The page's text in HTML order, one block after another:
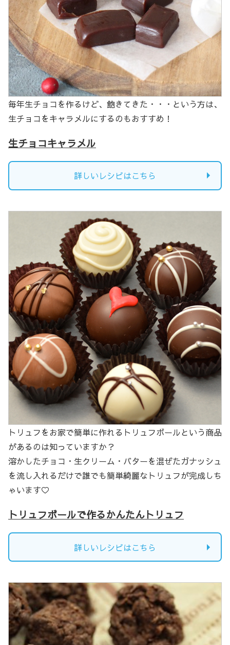
毎年生チョコを作るけど、飽きてきた・・・という方は、
生チョコをキャラメルにするのもおすすめ！
生チョコキャラメル
詳しいレシピはこちら
トリュフをお家で簡単に作れるトリュフボールという商品
があるのは知っていますか？
溶かしたチョコ・生クリーム・バターを混ぜたガナッシュ
を流し入れるだけで誰でも簡単綺麗なトリュフが完成しち
ゃいます♡
トリュフボールで作るかんたんトリュフ
詳しいレシピはこちら